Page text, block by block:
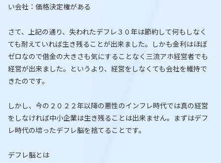
い会社：価格決定権がある
さて、上記の通り、失われたデフレ３０年は節約して何もしなく
ても耐えていれば生き残ることが出来ました。しかも金利はほぼ
ゼロなので借金の大きさも気にすることなく三流アホ経営者でも
経営が出来ました。というより、経営をしなくても会社を維持で
きたのです。
しかし、今の２０２２年以降の悪性のインフレ時代では真の経営
をしなければ中小企業は生き残ることは出来ません。まずはデフ
レ時代の培ったデフレ脳を捨てることです。
デフレ脳とは